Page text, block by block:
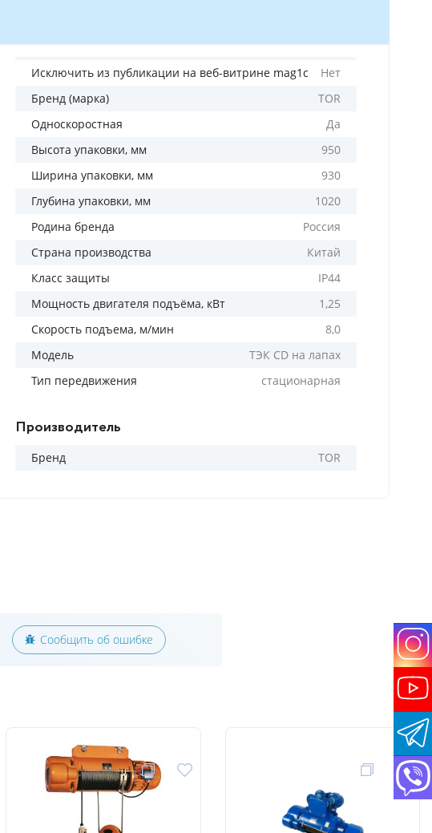
Исключить из публикации на веб-витрине mag1c
Нет
Бренд (марка)
TOR
Односкоростная
Да
Высота упаковки, мм
950
Ширина упаковки, мм
930
Глубина упаковки, мм
1020
Родина бренда
Россия
Страна производства
Китай
Класс защиты
IP44
Мощность двигателя подъёма, кВт
1,25
Скорость подъема, м/мин
8,0
Модель
ТЭК CD на лапах
Тип передвижения
стационарная
Производитель
Бренд TOR
Сообщить об ошибке